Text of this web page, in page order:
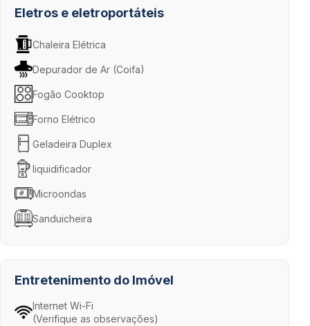
Eletros e eletroportáteis
Chaleira Elétrica
Depurador de Ar (Coifa)
Fogão Cooktop
Forno Elétrico
Geladeira Duplex
liquidificador
Microondas
Sanduicheira
Entretenimento do Imóvel
Internet Wi-Fi
(Verifique as observações)